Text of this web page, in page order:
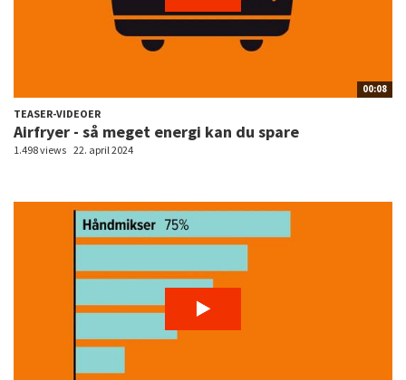
00:08
TEASER-VIDEOER
Airfryer - så meget energi kan du spare
1.498 views 22. april 2024